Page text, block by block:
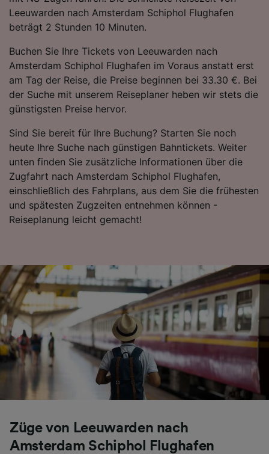
Leeuwarden nach Amsterdam Schiphol Flughafen
beträgt 2 Stunden 10 Minuten.
Buchen Sie Ihre Tickets von Leeuwarden nach
Amsterdam Schiphol Flughafen im Voraus anstatt erst
am Tag der Reise, die Preise beginnen bei 33.30 €. Bei
der Suche mit unserem Reiseplaner heben wir stets die
günstigsten Preise hervor.
Sind Sie bereit für Ihre Buchung? Starten Sie noch
heute Ihre Suche nach günstigen Bahntickets. Weiter
unten finden Sie zusätzliche Informationen über die
Zugfahrt nach Amsterdam Schiphol Flughafen,
einschließlich des Fahrplans, aus dem Sie die frühesten
und spätesten Zugzeiten entnehmen können -
Reiseplanung leicht gemacht!
Züge von Leeuwarden nach
Amsterdam Schiphol Flughafen